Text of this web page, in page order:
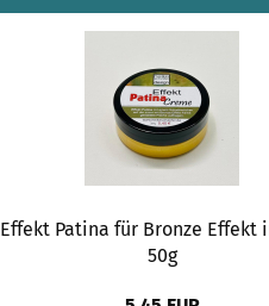
Effekt Patina für Bronze Effekt
50g